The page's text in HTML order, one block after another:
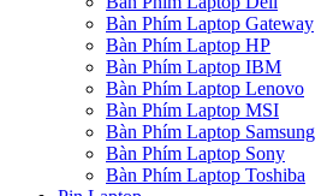
Bàn Phím Laptop Gateway
Bàn Phím Laptop HP
Bàn Phím Laptop IBM
Bàn Phím Laptop Lenovo
Bàn Phím Laptop MSI
Bàn Phím Laptop Samsung
Bàn Phím Laptop Sony
Bàn Phím Laptop Toshiba